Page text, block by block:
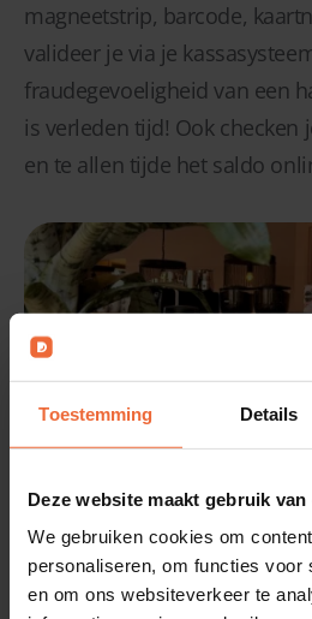
Toestemming Details
Deze website maakt gebruik van
We gebruiken cookies om
personaliseren, om functies voor
en om ons websiteverkeer te
magneetstrip, barcode,
valideer je via je
fraudegevoeligheid van een
is verleden tijd! Ook checken
en te allen tijde het saldo
In 1, 2, 3 jouw